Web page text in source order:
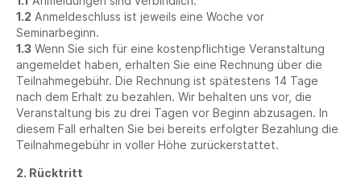
1.2 Anmeldeschluss ist jeweils eine Woche vor
Seminarbeginn.
1.3 Wenn Sie sich für eine kostenpflichtige Veranstaltung
angemeldet haben, erhalten Sie eine Rechnung über die
Teilnahmegebühr. Die Rechnung ist spätestens 14 Tage
nach dem Erhalt zu bezahlen. Wir behalten uns vor, die
Veranstaltung bis zu drei Tagen vor Beginn abzusagen. In
diesem Fall erhalten Sie bei bereits erfolgter Bezahlung die
Teilnahmegebühr in voller Höhe zurückerstattet.
2. Rücktritt